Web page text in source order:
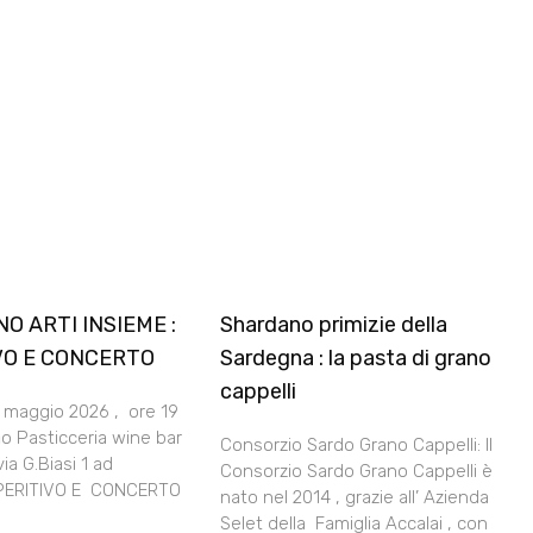
ARTI INSIEME :
E CONCERTO
2026 , ore 19
Pasticceria wine bar
G.Biasi 1 ad
E CONCERTO
Shardano primizie della
Sardegna : la pasta di grano
cappelli
Consorzio Sardo Grano Cappelli: Il
Consorzio Sardo Grano Cappelli è
nato nel 2014 , grazie all’ Azienda
Selet della Famiglia Accalai , con